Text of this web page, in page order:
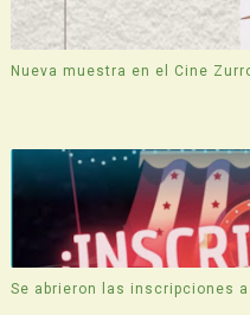
Nueva muestra en el Cine
Se abrieron las inscripciones a